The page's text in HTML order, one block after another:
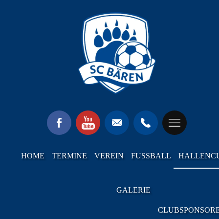
HOME TERMINE VEREIN FUSSBALL
GALERIE